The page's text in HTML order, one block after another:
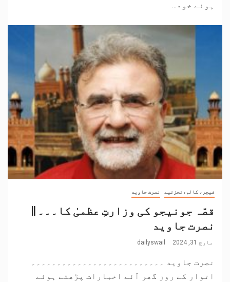
ہوئے خود...
فیچر، کالم،تجزئیے نصرت جاوید
قصّہ جونیجو کی وزارتِ عظمیٰ کا۔۔۔ ||
نصرت جاوید
مارچ 31, 2024 dailyswail
نصرت جاوید ۔۔۔۔۔۔۔۔۔۔۔۔۔۔۔۔۔۔۔۔۔۔۔۔۔۔
اتوار کے روز گھر آئے اخبارات پڑھتے ہوئے